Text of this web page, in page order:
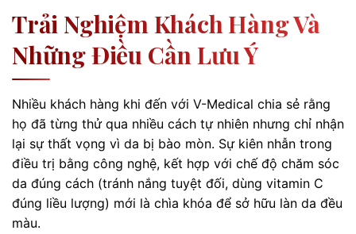
Trải Nghiệm Khách Hàng Và
Những Điều Cần Lưu Ý
Nhiều khách hàng khi đến với V-Medical chia sẻ rằng
họ đã từng thử qua nhiều cách tự nhiên nhưng chỉ nhận
lại sự thất vọng vì da bị bào mòn. Sự kiên nhẫn trong
điều trị bằng công nghệ, kết hợp với chế độ chăm sóc
da đúng cách (tránh nắng tuyệt đối, dùng vitamin C
đúng liều lượng) mới là chìa khóa để sở hữu làn da đều
màu.